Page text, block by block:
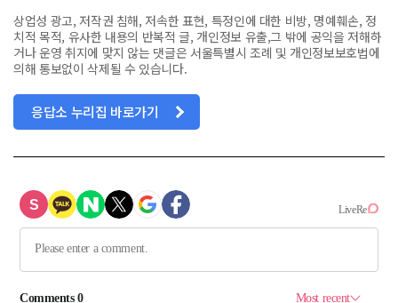
상업성 광고, 저작권 침해, 저속한 표현, 특정인에 대한 비방, 명예훼손, 정
치적 목적, 유사한 내용의 반복적 글, 개인정보 유출,그 밖에 공익을 저해하
거나 운영 취지에 맞지 않는 댓글은 서울특별시 조례 및 개인정보보호법에
의해 통보없이 삭제될 수 있습니다.
응답소 누리집 바로가기